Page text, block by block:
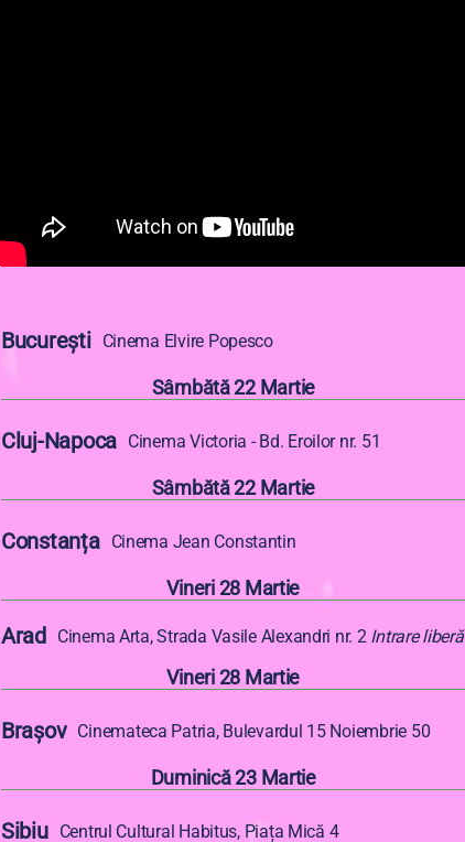
București Cinema Elvire Popesco
Sâmbătă 22 Martie
Cluj-Napoca Cinema Victoria - Bd. Eroilor nr. 51
Sâmbătă 22 Martie
Constanța Cinema Jean Constantin
Vineri 28 Martie
Arad Cinema Arta, Strada Vasile Alexandri nr. 2 Intrare liberă
Vineri 28 Martie
Brașov Cinemateca Patria, Bulevardul 15 Noiembrie 50
Duminică 23 Martie
Sibiu Centrul Cultural Habitus, Piața Mică 4